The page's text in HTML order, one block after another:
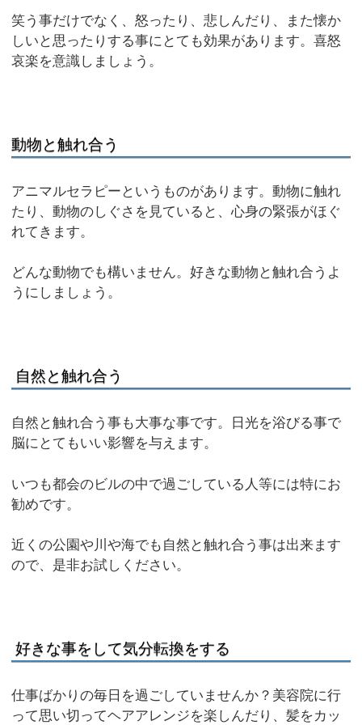
笑う事だけでなく、怒ったり、悲しんだり、また懐か
しいと思ったりする事にとても効果があります。喜怒
哀楽を意識しましょう。
動物と触れ合う
アニマルセラピーというものがあります。動物に触れ
たり、動物のしぐさを見ていると、心身の緊張がほぐ
れてきます。
どんな動物でも構いません。好きな動物と触れ合うよ
うにしましょう。
自然と触れ合う
自然と触れ合う事も大事な事です。日光を浴びる事で
脳にとてもいい影響を与えます。
いつも都会のビルの中で過ごしている人等には特にお
勧めです。
近くの公園や川や海でも自然と触れ合う事は出来ます
ので、是非お試しください。
好きな事をして気分転換をする
仕事ばかりの毎日を過ごしていませんか？美容院に行
って思い切ってヘアアレンジを楽しんだり、髪をカッ